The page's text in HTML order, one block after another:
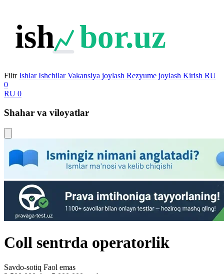
ish bor.uz
Filtr Ishlar Ishchilar Vakansiya joylash Rezyume joylash Kirish RU
0
RU 0
Shahar va viloyatlar
Coll sentrda operatorlik
Savdo-sotiq Faol emas